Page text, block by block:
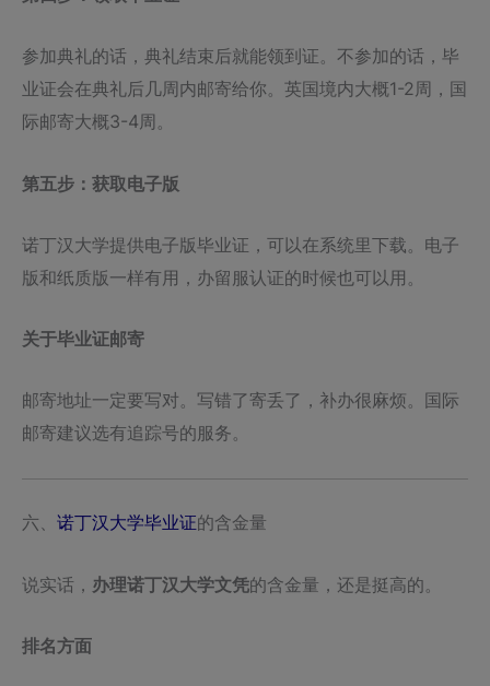
参加典礼的话，典礼结束后就能领到证。不参加的话，毕
业证会在典礼后几周内邮寄给你。英国境内大概1-2周，国
际邮寄大概3-4周。
第五步：获取电子版
诺丁汉大学提供电子版毕业证，可以在系统里下载。电子
版和纸质版一样有用，办留服认证的时候也可以用。
关于毕业证邮寄
邮寄地址一定要写对。写错了寄丢了，补办很麻烦。国际
邮寄建议选有追踪号的服务。
六、 诺丁汉大学毕业证的含金量
说实话， 办理诺丁汉大学文凭的含金量，还是挺高的。
排名方面